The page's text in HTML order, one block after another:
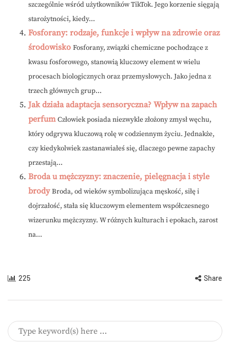
szczególnie wśród użytkowników TikTok. Jego korzenie sięgają
starożytności, kiedy...
Fosforany: rodzaje, funkcje i wpływ na zdrowie oraz
środowisko Fosforany, związki chemiczne pochodzące z
kwasu fosforowego, stanowią kluczowy element w wielu
procesach biologicznych oraz przemysłowych. Jako jedna z
trzech głównych grup...
Jak działa adaptacja sensoryczna? Wpływ na zapach
perfum Człowiek posiada niezwykle złożony zmysł węchu,
który odgrywa kluczową rolę w codziennym życiu. Jednakże,
czy kiedykolwiek zastanawiałeś się, dlaczego pewne zapachy
przestają...
Broda u mężczyzny: znaczenie, pielęgnacja i style
brody Broda, od wieków symbolizująca męskość, siłę i
dojrzałość, stała się kluczowym elementem współczesnego
wizerunku mężczyzny. W różnych kulturach i epokach, zarost
na...
225 Share